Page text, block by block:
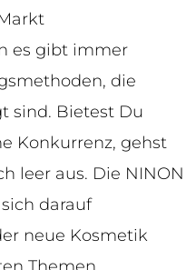
es gibt immer
die
sind. Bietest Du
Konkurrenz, gehst
leer aus. Die NINON
darauf
neue Kosmetik